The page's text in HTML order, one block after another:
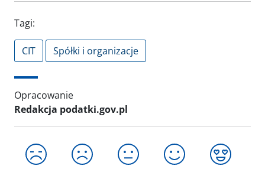
Tagi:
CIT Spółki i organizacje
Opracowanie
Redakcja podatki.gov.pl